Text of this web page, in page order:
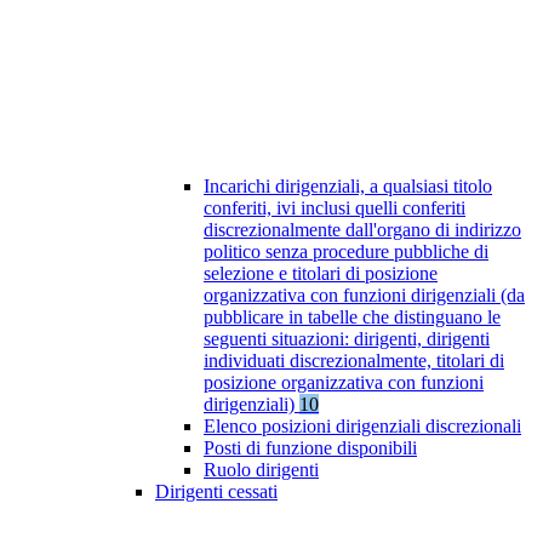
Incarichi dirigenziali, a qualsiasi titolo
conferiti, ivi inclusi quelli conferiti
discrezionalmente dall'organo di indirizzo
politico senza procedure pubbliche di
selezione e titolari di posizione
organizzativa con funzioni dirigenziali (da
pubblicare in tabelle che distinguano le
seguenti situazioni: dirigenti, dirigenti
individuati discrezionalmente, titolari di
posizione organizzativa con funzioni
dirigenziali) 10
Elenco posizioni dirigenziali discrezionali
Posti di funzione disponibili
Ruolo dirigenti
Dirigenti cessati